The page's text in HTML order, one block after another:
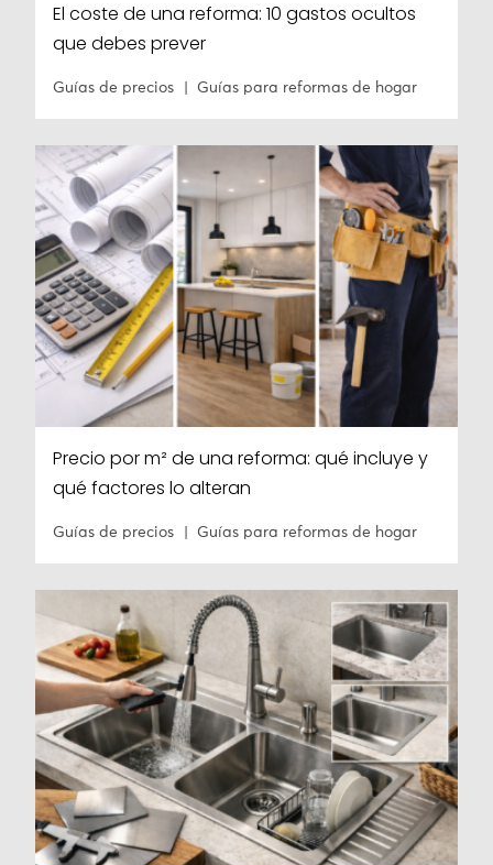
El coste de una reforma: 10 gastos ocultos
que debes prever
Guías de precios Guías para reformas de hogar
Precio por m² de una reforma: qué incluye y
qué factores lo alteran
Guías de precios Guías para reformas de hogar